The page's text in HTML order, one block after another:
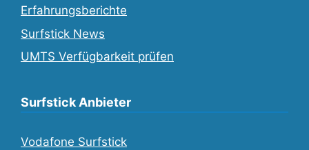
Erfahrungsberichte
Surfstick News
UMTS Verfügbarkeit prüfen
Surfstick Anbieter
Vodafone Surfstick